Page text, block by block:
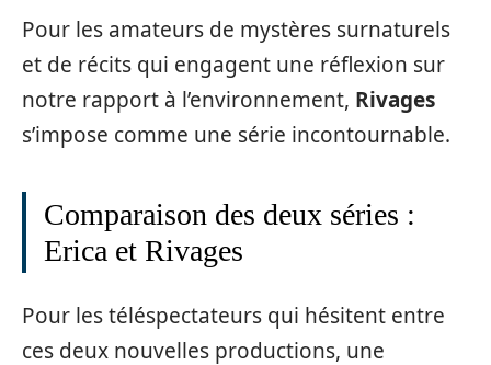
Pour les amateurs de mystères surnaturels
et de récits qui engagent une réflexion sur
notre rapport à l’environnement, Rivages
s’impose comme une série incontournable.
Comparaison des deux séries :
Erica et Rivages
Pour les téléspectateurs qui hésitent entre
ces deux nouvelles productions, une